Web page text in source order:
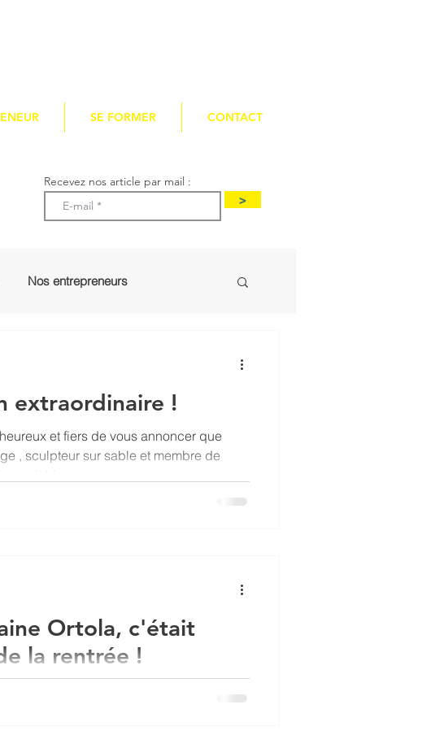
SE FORMER CONTACT
>
Recevez nos article par mail :
Nos entrepreneurs
extraordinaire !
et fiers de vous annoncer que
, sculpteur sur sable et membre de
Ortola, c'était
la rentrée !